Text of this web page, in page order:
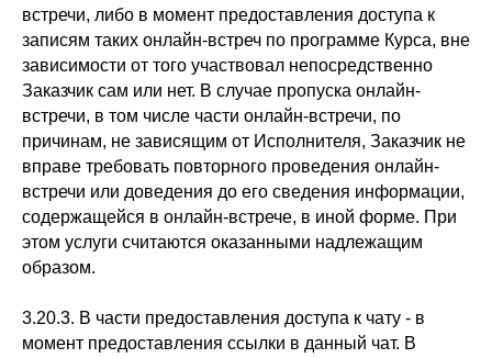
встречи, либо в момент предоставления доступа к
записям таких онлайн-встреч по программе Курса, вне
зависимости от того участвовал непосредственно
Заказчик сам или нет. В случае пропуска онлайн-
встречи, в том числе части онлайн-встречи, по
причинам, не зависящим от Исполнителя, Заказчик не
вправе требовать повторного проведения онлайн-
встречи или доведения до его сведения информации,
содержащейся в онлайн-встрече, в иной форме. При
этом услуги считаются оказанными надлежащим
образом.
3.20.3. В части предоставления доступа к чату - в
момент предоставления ссылки в данный чат. В